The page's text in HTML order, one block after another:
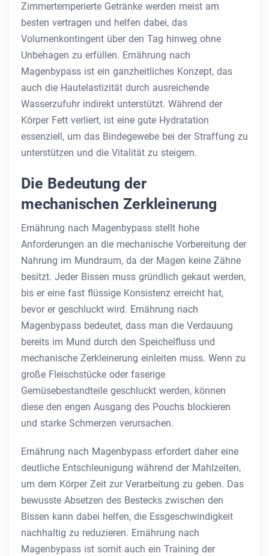
Zimmertemperierte Getränke werden meist am
besten vertragen und helfen dabei, das
Volumenkontingent über den Tag hinweg ohne
Unbehagen zu erfüllen. Ernährung nach
Magenbypass ist ein ganzheitliches Konzept, das
auch die Hautelastizität durch ausreichende
Wasserzufuhr indirekt unterstützt. Während der
Körper Fett verliert, ist eine gute Hydratation
essenziell, um das Bindegewebe bei der Straffung zu
unterstützen und die Vitalität zu steigern.
Die Bedeutung der
mechanischen Zerkleinerung
Ernährung nach Magenbypass stellt hohe
Anforderungen an die mechanische Vorbereitung der
Nahrung im Mundraum, da der Magen keine Zähne
besitzt. Jeder Bissen muss gründlich gekaut werden,
bis er eine fast flüssige Konsistenz erreicht hat,
bevor er geschluckt wird. Ernährung nach
Magenbypass bedeutet, dass man die Verdauung
bereits im Mund durch den Speichelfluss und
mechanische Zerkleinerung einleiten muss. Wenn zu
große Fleischstücke oder faserige
Gemüsebestandteile geschluckt werden, können
diese den engen Ausgang des Pouchs blockieren
und starke Schmerzen verursachen.
Ernährung nach Magenbypass erfordert daher eine
deutliche Entschleunigung während der Mahlzeiten,
um dem Körper Zeit zur Verarbeitung zu geben. Das
bewusste Absetzen des Bestecks zwischen den
Bissen kann dabei helfen, die Essgeschwindigkeit
nachhaltig zu reduzieren. Ernährung nach
Magenbypass ist somit auch ein Training der